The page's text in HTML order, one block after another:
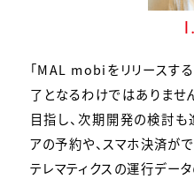
「MAL mobiをリリースす
了となるわけではありませ
目指し、次期開発の検討も
アの予約や、スマホ決済が
テレマティクスの運行デー